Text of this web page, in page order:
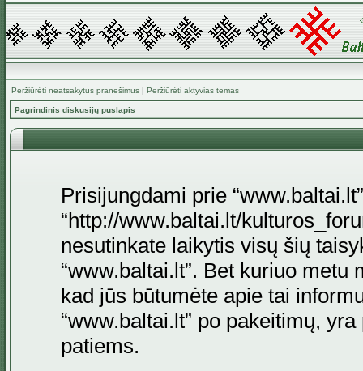
Peržiūrėti neatsakytus pranešimus | Peržiūrėti aktyvias temas
Pagrindinis diskusijų puslapis
Prisijungdami prie
“http://www.baltai.lt/
nesutinkate laikytis visų šių
“www.baltai.lt”. Bet kuriuo
kad jūs būtumėte apie tai
“www.baltai.lt” po pakeitimų,
patiems.